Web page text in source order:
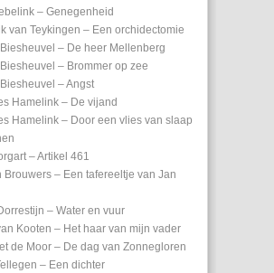
– Genegenheid
van Teykingen – Een orchidectomie
– De heer Mellenberg
– Brommer op zee
– Angst
Hamelink – De vijand
Hamelink – Door een vlies van slaap
– Artikel 461
Brouwers – Een tafereeltje van Jan
– Water en vuur
Kooten – Het haar van mijn vader
de Moor – De dag van Zonnegloren
– Een dichter